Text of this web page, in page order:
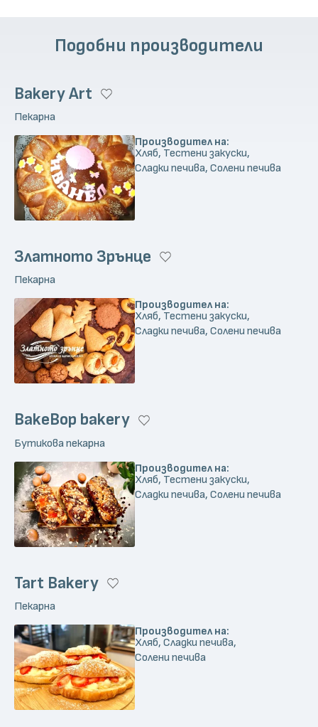
Подобни производители
Bakery Art
Пекарна
Производител на:
Хляб, Тестени закуски,
Сладки печива, Солени печива
Златното Зрънце
Пекарна
Производител на:
Хляб, Тестени закуски,
Сладки печива, Солени печива
BakeBop bakery
Бутикова пекарна
Производител на:
Хляб, Тестени закуски,
Сладки печива, Солени печива
Tart Bakery
Пекарна
Производител на:
Хляб, Сладки печива,
Солени печива